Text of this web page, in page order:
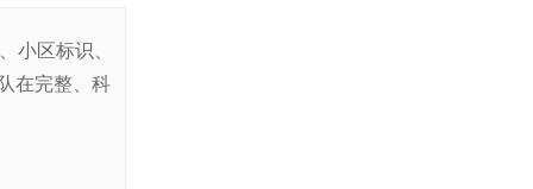
小区标识、
在完整、科